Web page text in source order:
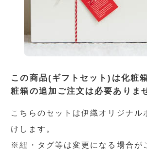
この商品(ギフトセット)は化粧
粧箱の追加ご注文は必要ありま
こちらのセットは伊織オリジナル
けします。
※紐・タグ等は変更になる場合が